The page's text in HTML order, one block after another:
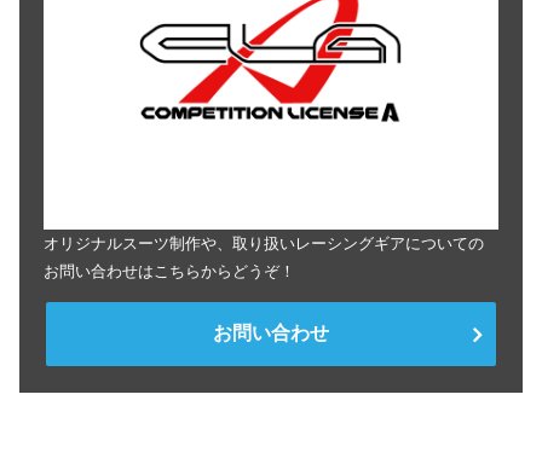
オリジナルスーツ制作や、取り扱いレーシングギアについての
お問い合わせはこちらからどうぞ！
お問い合わせ